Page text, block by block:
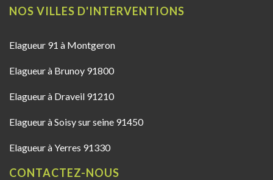
NOS VILLES D'INTERVENTIONS
Elagueur 91 à Montgeron
Elagueur à Brunoy 91800
Elagueur à Draveil 91210
Elagueur à Soisy sur seine 91450
Elagueur à Yerres 91330
CONTACTEZ-NOUS